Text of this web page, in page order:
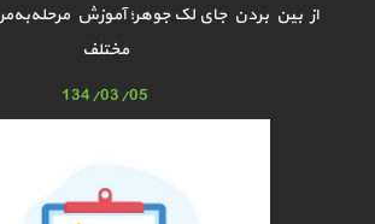
از بین بردن جای لک جوهر؛ آموزش
مختلف
134/03/05